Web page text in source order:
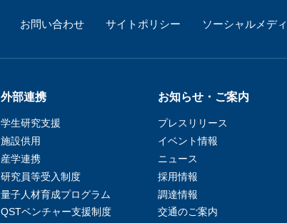
お問い合わせ サイトポリシー ソーシャルメデ
外部連携
学生研究支援​
施設供用
産学連携
研究員等受入制度
量子人材育成プログラム
QSTベンチャー支援制度
お知らせ・ご案内
プレスリリース
イベント情報
ニュース
採用情報
調達情報
交通のご案内